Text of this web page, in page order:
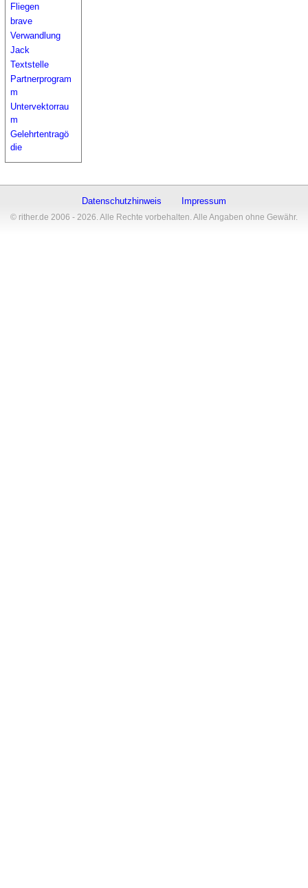
Fliegen
brave
Verwandlung
Jack
Textstelle
Partnerprogram
m
Untervektorrau
m
Gelehrtentragö
die
Datenschutzhinweis Impressum
© rither.de 2006 - 2026. Alle Rechte vorbehalten. Alle Angaben ohne Gewähr.